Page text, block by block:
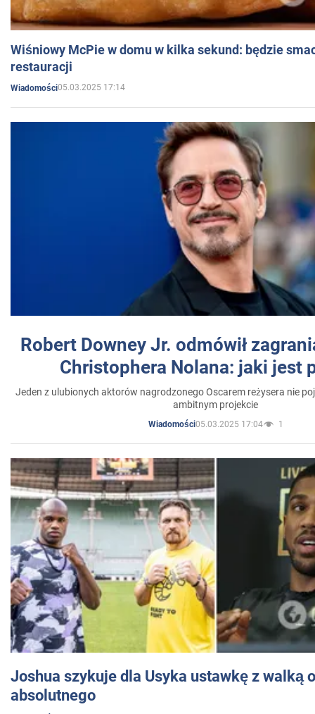
Wiśniowy McPie w domu w kilka sekund: będzie
restauracji
Wiadomości05.03.2025 17:14
Robert Downey Jr. odmówił
Christophera Nolana: jaki jest
Jeden z ulubionych aktorów nagrodzonego Oscarem reżysera nie
ambitnym projekcie
Wiadomości05.03.2025 17:04 1
Joshua szykuje dla Usyka ustawkę z walką
absolutnego